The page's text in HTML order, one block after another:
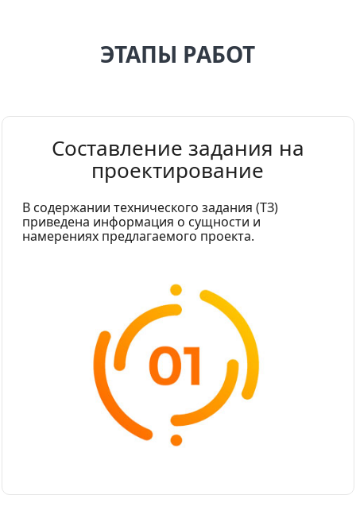
ЭТАПЫ РАБОТ
Составление задания на
проектирование
В содержании технического задания (ТЗ)
приведена информация о сущности и
намерениях предлагаемого проекта.